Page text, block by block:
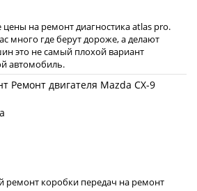
цены на ремонт диагностика atlas pro.
много где берут дороже, а делают
это не самый плохой вариант
автомобиль.
ремонт коробки передач на ремонт